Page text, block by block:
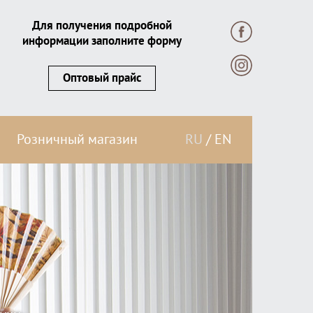
Для получения подробной
информации заполните форму
Оптовый прайс
Розничный магазин RU / EN